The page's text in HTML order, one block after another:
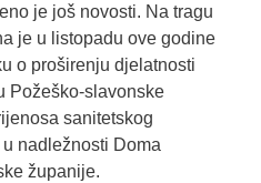
je još novosti. Na tragu
je u listopadu ove godine
o proširenju djelatnosti
Požeško-slavonske
sanitetskog
nadležnosti Doma
županije.